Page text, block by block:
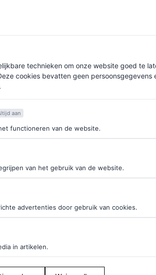
technieken om onze website goed te
cookies bevatten geen persoonsgegevens
aan
functioneren van de website.
van het gebruik van de website.
advertenties door gebruik van cookies.
in artikelen.